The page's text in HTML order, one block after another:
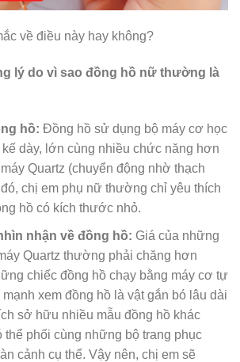
về điều này hay không?
lý do vì sao đồng hồ nữ thường là
hồ: Đồng hồ sử dụng bộ máy cơ học
dày, lớn cùng nhiều chức năng hơn
Quartz (chuyển động nhờ thạch
chị em phụ nữ thường chỉ yêu thích
hồ có kích thước nhỏ.
nhận về đồng hồ: Giá của những
Quartz thường phải chăng hơn
chiếc đồng hồ chạy bằng máy cơ tự
xem đồng hồ là vật gắn bó lâu dài
sở hữu nhiều mẫu đồng hồ khác
thể phối cùng những bộ trang phục
cảnh cụ thể. Vậy nên, chị em sẽ